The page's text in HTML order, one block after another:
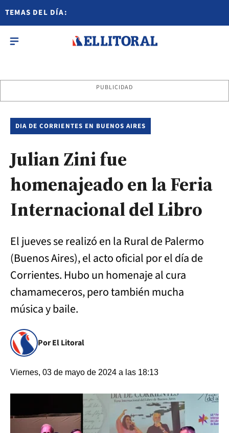
TEMAS DEL DÍA:
PUBLICIDAD
DIA DE CORRIENTES EN BUENOS AIRES
Julian Zini fue
homenajeado en la Feria
Internacional del Libro
El jueves se realizó en la Rural de Palermo
(Buenos Aires), el acto oficial por el día de
Corrientes. Hubo un homenaje al cura
chamameceros, pero también mucha
música y baile.
Por El Litoral
Viernes, 03 de mayo de 2024 a las 18:13